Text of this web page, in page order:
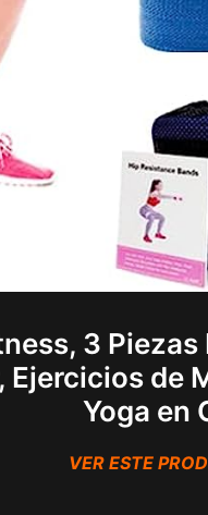
3
Ejercicios de
Yoga en
VER ESTE